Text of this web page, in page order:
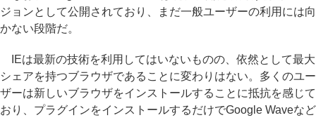
ジョンとして公開されており、まだ一般ユーザーの利用には向
かない段階だ。
IEは最新の技術を利用してはいないものの、依然として最大
シェアを持つブラウザであることに変わりはない。多くのユー
ザーは新しいブラウザをインストールすることに抵抗を感じて
おり、プラグインをインストールするだけでGoogle Waveなど